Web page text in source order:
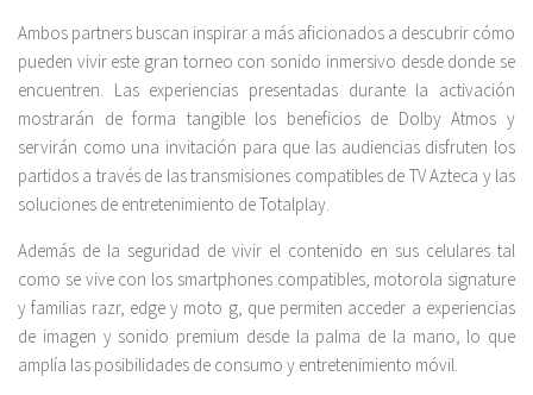
Ambos partners buscan inspirar a más aficionados a descubrir cómo
pueden vivir este gran torneo con sonido inmersivo desde donde se
encuentren. Las experiencias presentadas durante la activación
mostrarán de forma tangible los beneficios de Dolby Atmos y
servirán como una invitación para que las audiencias disfruten los
partidos a través de las transmisiones compatibles de TV Azteca y las
soluciones de entretenimiento de Totalplay.
Además de la seguridad de vivir el contenido en sus celulares tal
como se vive con los smartphones compatibles, motorola signature
y familias razr, edge y moto g, que permiten acceder a experiencias
de imagen y sonido premium desde la palma de la mano, lo que
amplía las posibilidades de consumo y entretenimiento móvil.